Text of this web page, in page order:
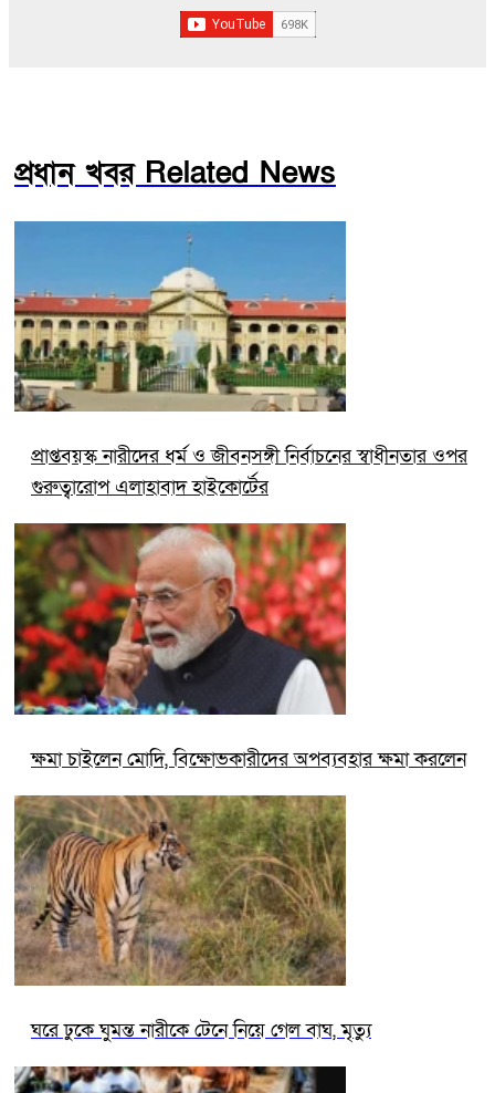
প্রধান খবর Related News
প্রাপ্তবয়স্ক নারীদের ধর্ম ও জীবনসঙ্গী নির্বাচনের স্বাধীনতার ওপর
গুরুত্বারোপ এলাহাবাদ হাইকোর্টের
ক্ষমা চাইলেন মোদি, বিক্ষোভকারীদের অপব্যবহার ক্ষমা করলেন
ঘরে ঢুকে ঘুমন্ত নারীকে টেনে নিয়ে গেল বাঘ, মৃত্যু